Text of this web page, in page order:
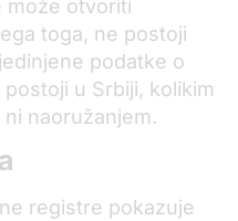
može otvoriti
toga, ne postoji
podatke o
u Srbiji, kolikim
naoružanjem.
registre pokazuje